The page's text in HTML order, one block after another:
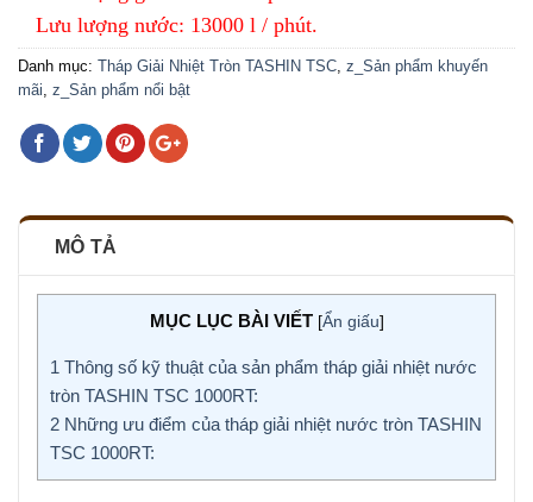
Lưu lượng nước: 13000 l / phút.
Danh mục: Tháp Giải Nhiệt Tròn TASHIN TSC, z_Sản phẩm khuyến
mãi, z_Sản phẩm nổi bật
MÔ TẢ
MỤC LỤC BÀI VIẾT [Ẩn giấu]
1 Thông số kỹ thuật của sản phẩm tháp giải nhiệt nước
tròn TASHIN TSC 1000RT:
2 Những ưu điểm của tháp giải nhiệt nước tròn TASHIN
TSC 1000RT: